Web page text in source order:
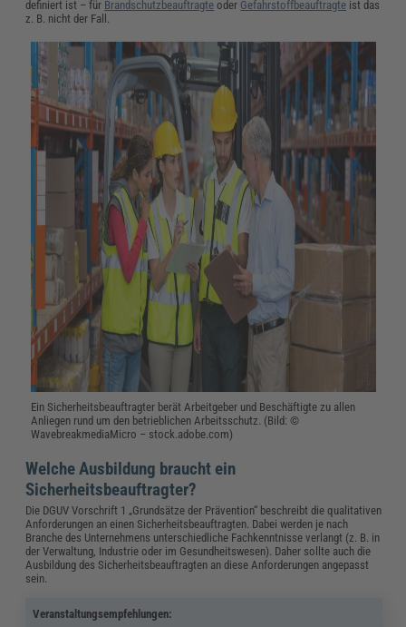
definiert ist – für Brandschutzbeauftragte oder Gefahrstoffbeauftragte ist das
z. B. nicht der Fall.
Ein Sicherheitsbeauftragter berät Arbeitgeber und Beschäftigte zu allen
Anliegen rund um den betrieblichen Arbeitsschutz. (Bild: ©
WavebreakmediaMicro – stock.adobe.com)
Welche Ausbildung braucht ein
Sicherheitsbeauftragter?
Die DGUV Vorschrift 1 „Grundsätze der Prävention“ beschreibt die qualitativen
Anforderungen an einen Sicherheitsbeauftragten. Dabei werden je nach
Branche des Unternehmens unterschiedliche Fachkenntnisse verlangt (z. B. in
der Verwaltung, Industrie oder im Gesundheitswesen). Daher sollte auch die
Ausbildung des Sicherheitsbeauftragten an diese Anforderungen angepasst
sein.
Veranstaltungsempfehlungen: